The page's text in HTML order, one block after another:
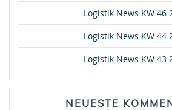
Logistik News KW 46
Logistik News KW 44
Logistik News KW 43
NEUESTE